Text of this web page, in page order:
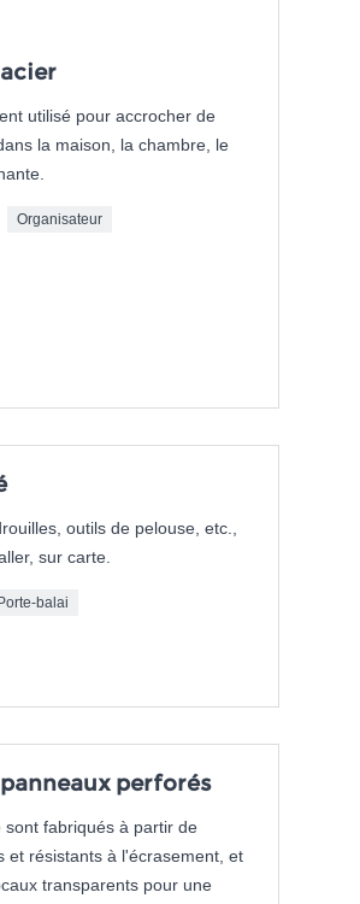
utilisé pour accrocher de
la maison, la chambre, le
Organisateur
outils de pelouse, etc.,
sur carte.
Porte-balai
perforés
fabriqués à partir de
et résistants à l'écrasement, et
transparents pour une